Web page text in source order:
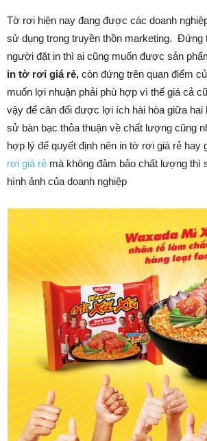
Tờ rơi hiện nay đang được các doanh
sử dụng trong truyền thồn marketing. Đứng
người đặt in thì ai cũng muốn được sản
in tờ rơi giá rẻ, còn đứng trên quan điểm
muốn lợi nhuận phải phù hợp vì thế giá cả
vậy để cân đối được lợi ích hài hòa giữa hai
sử bàn bạc thỏa thuận về chất lượng cũng
hợp lý để quyết định nên in tờ rơi giá rẻ hay
rơi giá rẻ mà không đảm bảo chất lượng thì
hình ảnh của doanh nghiệp